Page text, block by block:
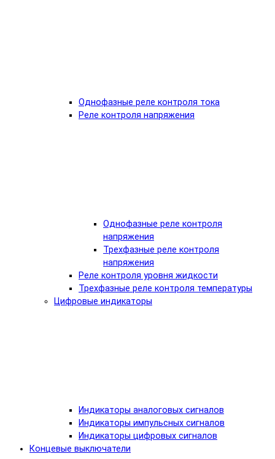
Однофазные реле контроля тока
Реле контроля напряжения
Однофазные реле контроля
напряжения
Трехфазные реле контроля
напряжения
Реле контроля уровня жидкости
Трехфазные реле контроля температуры
Цифровые индикаторы
Индикаторы аналоговых сигналов
Индикаторы импульсных сигналов
Индикаторы цифровых сигналов
Концевые выключатели